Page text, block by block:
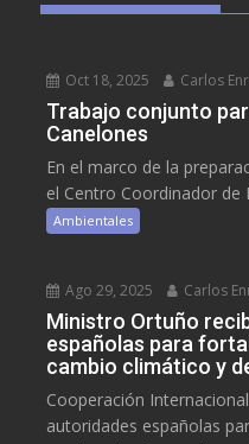
Oct 18, 2025 Carlos
Trabajo conjunto
Canelones
En el marco de la
el Centro Coordinador de
Ambientales
Ago 29, 2025 Carlos
Ministro Ortuño
españolas para
cambio climático y
Cooperación
autoridades españolas